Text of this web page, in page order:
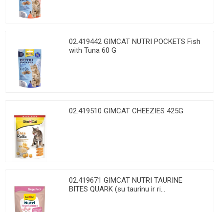
02.419442 GIMCAT NUTRI POCKETS Fish
with Tuna 60 G
02.419510 GIMCAT CHEEZIES 425G
02.419671 GIMCAT NUTRI TAURINE
BITES QUARK (su taurinu ir ri...